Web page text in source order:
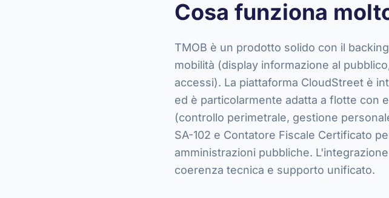
Cosa funziona
TMOB è un prodotto solido con il
mobilità (display informazione al
accessi). La piattaforma CloudStreet è
ed è particolarmente adatta a flotte con
(controllo perimetrale, gestione
SA-102 e Contatore Fiscale Certificato
amministrazioni pubbliche.
coerenza tecnica e supporto unificato.